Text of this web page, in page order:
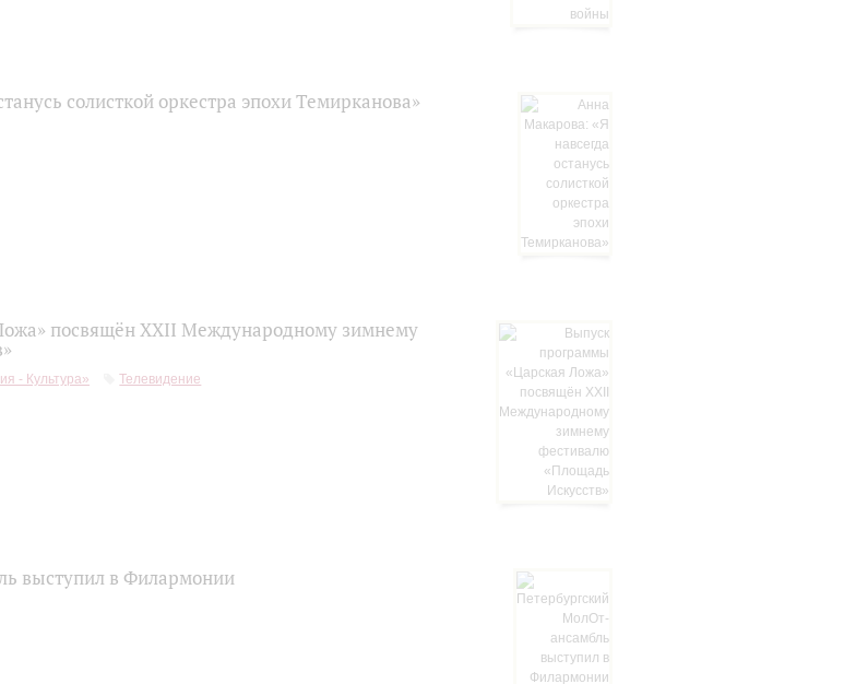
солисткой оркестра эпохи Темирканова»
посвящён ХXII Международному зимнему
- Культура» Телевидение
выступил в Филармонии